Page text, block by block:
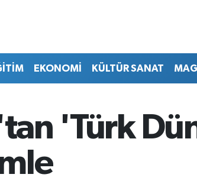
EKONOMİ KÜLTÜR SANAT
'Türk